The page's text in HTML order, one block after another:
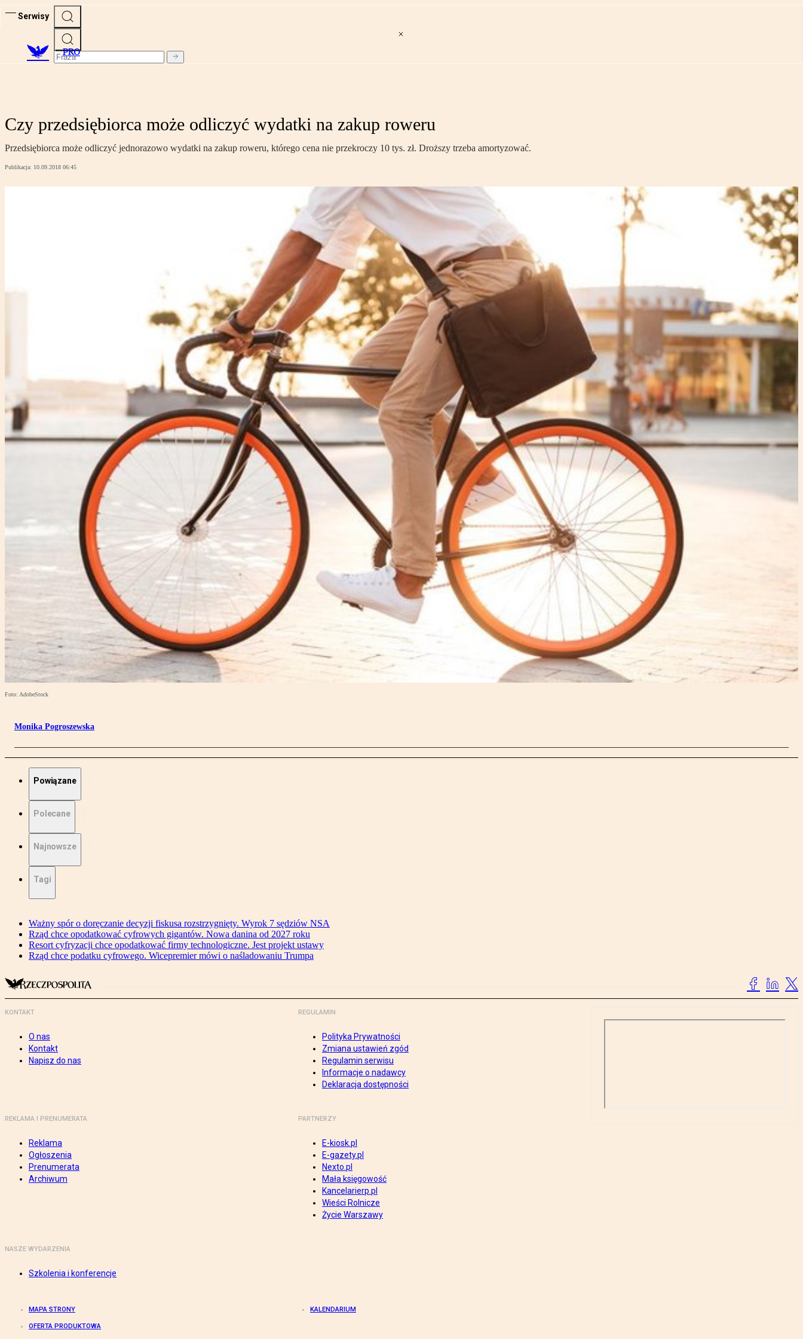
Serwisy
PRO
Czy przedsiębiorca może odliczyć wydatki na zakup roweru
Przedsiębiorca może odliczyć jednorazowo wydatki na zakup roweru, którego cena nie przekroczy 10 tys. zł. Droższy trzeba amortyzować.
Publikacja: 10.09.2018 06:45
Foto: AdobeStock
Monika Pogroszewska
Powiązane
Polecane
Najnowsze
Tagi
Ważny spór o doręczanie decyzji fiskusa rozstrzygnięty. Wyrok 7 sędziów NSA
Rząd chce opodatkować cyfrowych gigantów. Nowa danina od 2027 roku
Resort cyfryzacji chce opodatkować firmy technologiczne. Jest projekt ustawy
Rząd chce podatku cyfrowego. Wicepremier mówi o naśladowaniu Trumpa
KONTAKT
O nas
Kontakt
Napisz do nas
REGULAMIN
Polityka Prywatności
Zmiana ustawień zgód
Regulamin serwisu
Informacje o nadawcy
Deklaracja dostępności
REKLAMA I PRENUMERATA
Reklama
Ogłoszenia
Prenumerata
Archiwum
PARTNERZY
E-kiosk.pl
E-gazety.pl
Nexto.pl
Mała księgowość
Kancelarierp.pl
Wieści Rolnicze
Życie Warszawy
NASZE WYDARZENIA
Szkolenia i konferencje
MAPA STRONY KALENDARIUM
OFERTA PRODUKTOWA